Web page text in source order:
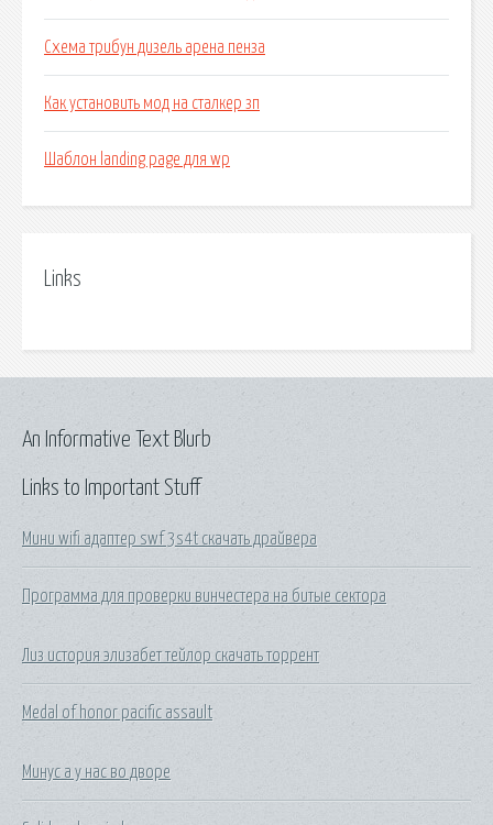
Схема трибун дизель арена пенза
Как установить мод на сталкер зп
Шаблон landing page для wp
Links
Links to Important Stuff
Мини wifi адаптер swf 3s4t скачать драйвера
Программа для проверки винчестера на битые сектора
Лиз история элизабет тейлор скачать торрент
Medal of honor pacific assault
Минус а у нас во дворе
An Informative Text Blurb